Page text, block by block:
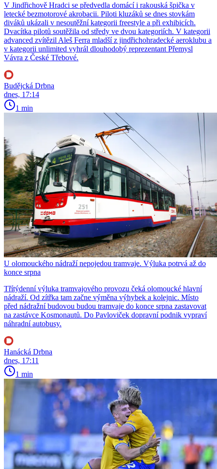
V Jindřichově Hradci se předvedla domácí i rakouská špička v
letecké bezmotorové akrobacii. Piloti kluzáků se dnes stovkám
diváků ukázali v nesoutěžní kategorii freestyle a při exhibicích.
Dvacítka pilotů soutěžila od středy ve dvou kategoriích. V kategorii
advanced zvítězil Aleš Ferra mladší z jindřichohradecké aeroklubu a
v kategorii unlimited vyhrál dlouhodobý reprezentant Přemysl
Vávra z České Třebové.
Budějcká Drbna
dnes, 17:14
1 min
U olomouckého nádraží nepojedou tramvaje. Výluka potrvá až do
konce srpna
Třítýdenní výluka tramvajového provozu čeká olomoucké hlavní
nádraží. Od zítřka tam začne výměna výhybek a kolejnic. Místo
před nádražní budovou budou tramvaje do konce srpna zastavovat
na zastávce Kosmonautů. Do Pavloviček dopravní podnik vypraví
náhradní autobusy.
Hanácká Drbna
dnes, 17:11
1 min